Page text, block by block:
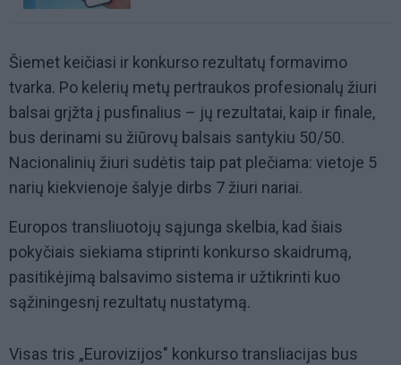
Šiemet keičiasi ir konkurso rezultatų formavimo
tvarka. Po kelerių metų pertraukos profesionalų žiuri
balsai grįžta į pusfinalius – jų rezultatai, kaip ir finale,
bus derinami su žiūrovų balsais santykiu 50/50.
Nacionalinių žiuri sudėtis taip pat plečiama: vietoje 5
narių kiekvienoje šalyje dirbs 7 žiuri nariai.
Europos transliuotojų sąjunga skelbia, kad šiais
pokyčiais siekiama stiprinti konkurso skaidrumą,
pasitikėjimą balsavimo sistema ir užtikrinti kuo
sąžiningesnį rezultatų nustatymą.
Visas tris „Eurovizijos" konkurso transliacijas bus